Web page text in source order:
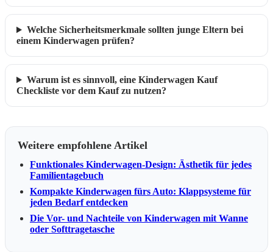
Welche Sicherheitsmerkmale sollten junge Eltern bei
einem Kinderwagen prüfen?
Warum ist es sinnvoll, eine Kinderwagen Kauf
Checkliste vor dem Kauf zu nutzen?
Weitere empfohlene Artikel
Funktionales Kinderwagen-Design: Ästhetik für jedes
Familientagebuch
Kompakte Kinderwagen fürs Auto: Klappsysteme für
jeden Bedarf entdecken
Die Vor- und Nachteile von Kinderwagen mit Wanne
oder Softtragetasche